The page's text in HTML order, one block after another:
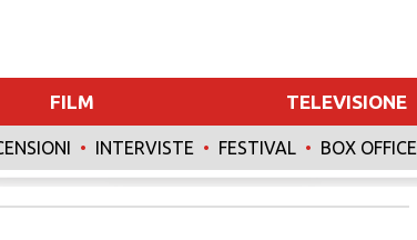
FILM TELEVISIONE
INTERVISTE SPECIALI
• INTERVISTE • FESTIVAL • BOX OFFICE